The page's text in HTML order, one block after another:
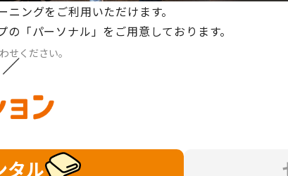
ングをご利用いただけます。
「パーソナル」をご用意しております。
せください。
タル